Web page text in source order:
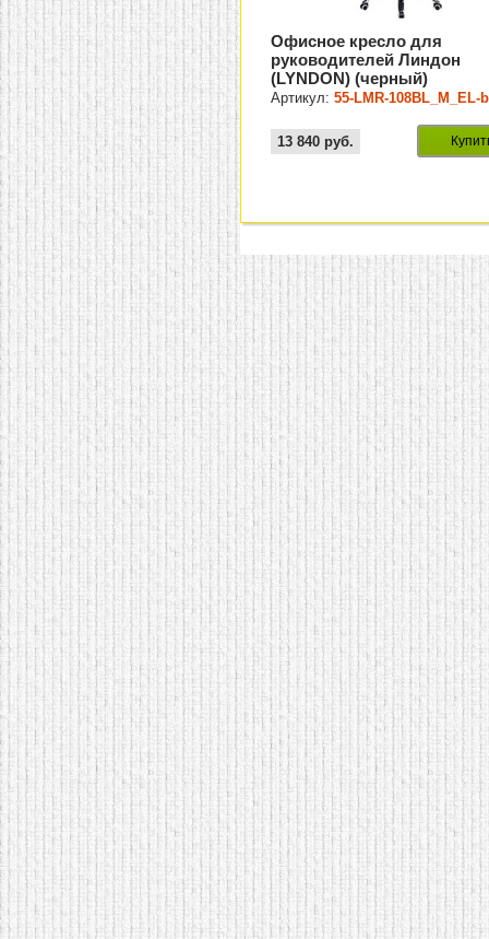
Офисное кресло для
руководителей Линдон
(LYNDON) (черный)
Артикул:55-LMR-108BL_M_EL-
13 840 руб.